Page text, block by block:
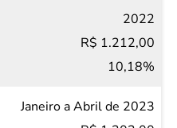
2022
R$ 1.212,00
10,18%
Janeiro a Abril de 2023